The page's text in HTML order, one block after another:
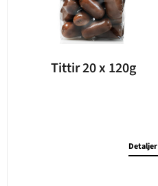
Tittir 20 x 120g
Detaljer